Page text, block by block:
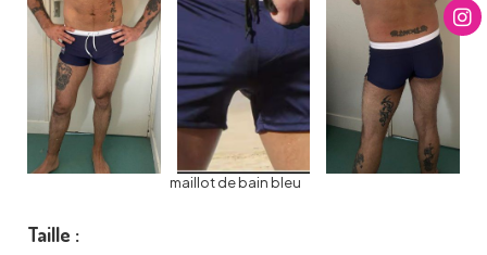
maillot de bain bleu
Taille :